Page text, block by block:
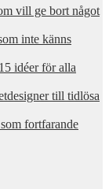
vill ge bort något
inte känns
idéer för alla
till tidlösa
fortfarande